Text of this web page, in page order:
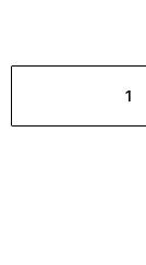
1